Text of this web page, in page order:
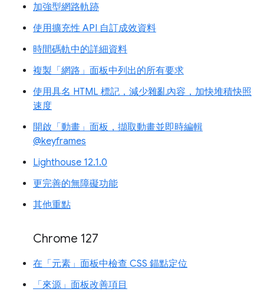
加強型網路軌跡
使用擴充性 API 自訂成效資料
時間碼軌中的詳細資料
複製「網路」面板中列出的所有要求
使用具名 HTML 標記，減少雜亂內容，加快堆積快照
速度
開啟「動畫」面板，擷取動畫並即時編輯
@keyframes
Lighthouse 12.1.0
更完善的無障礙功能
其他重點
Chrome 127
在「元素」面板中檢查 CSS 錨點定位
「來源」面板改善項目